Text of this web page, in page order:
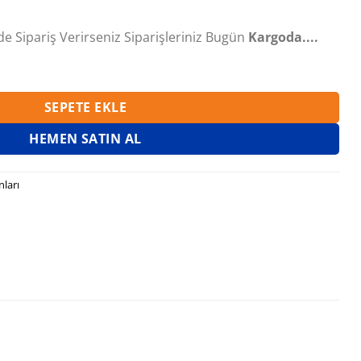
Sipariş Verirseniz Siparişleriniz Bugün Kargoda....
SEPETE EKLE
HEMEN SATIN AL